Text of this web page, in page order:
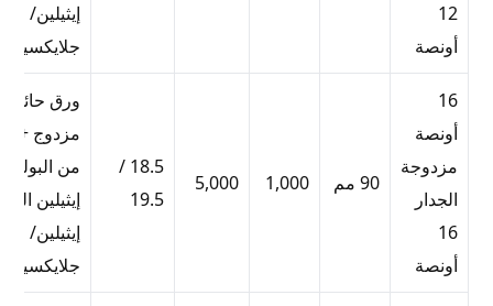
12
أونصة
إيثيلين/
16
أونصة
مزدوجة
الجدار
16
أونصة
90 مم 1,000
5,000
18.5 /
19.5
ورق حائط
مزدوج +
من البولي
إيثيلين
إيثيلين/